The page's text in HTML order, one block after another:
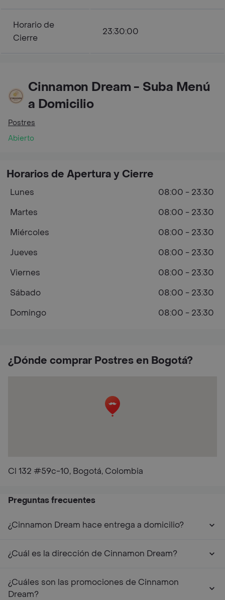
Horario de
Cierre
23:30:00
Cinnamon Dream - Suba Menú
a Domicilio
Postres
Abierto
¿Dónde comprar Postres en Bogotá?
Cl 132 #59c-10, Bogotá, Colombia
Horarios de Apertura y Cierre
Lunes
08:00 - 23:30
Martes
08:00 - 23:30
Miércoles
08:00 - 23:30
Jueves
08:00 - 23:30
Viernes
08:00 - 23:30
Sábado
08:00 - 23:30
Domingo
08:00 - 23:30
Preguntas frecuentes
¿Cinnamon Dream hace entrega a domicilio?
¿Cuál es la dirección de Cinnamon Dream?
¿Cuáles son las promociones de Cinnamon
Dream?